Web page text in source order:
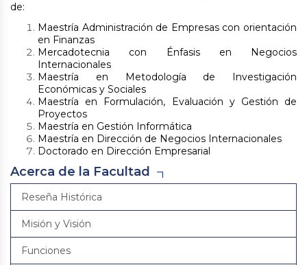
de:
Maestría Administración de Empresas con orientación
en Finanzas
Mercadotecnia con Énfasis en Negocios
Internacionales
Maestría en Metodología de Investigación
Económicas y Sociales
Maestría en Formulación, Evaluación y Gestión de
Proyectos
Maestría en Gestión Informática
Maestría en Dirección de Negocios Internacionales
Doctorado en Dirección Empresarial
Acerca de la Facultad
Reseña Histórica
Misión y Visión
Funciones